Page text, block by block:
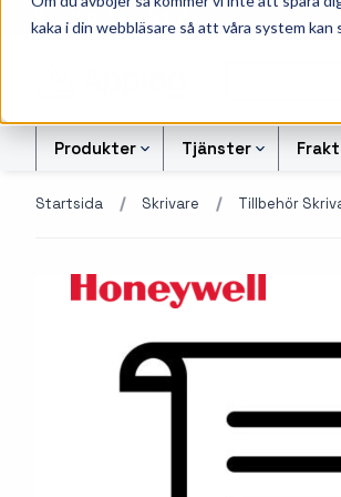
kaka i din webbläsare så att våra system
Produkter
Etikettskrivare
Armbandsskrivare
Kortskrivare
Tjänster
Svart-vita etiketter
Färgetiketter
Tryckta etiketter
Startsida Skrivare Tillbehör